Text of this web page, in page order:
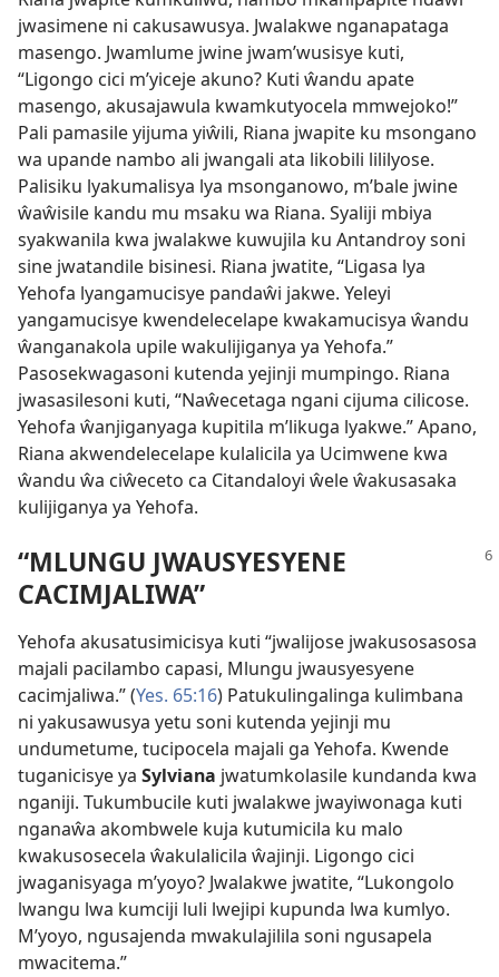
jwasimene ni cakusawusya. Jwalakwe nganapataga
masengo. Jwamlume jwine jwam’wusisye kuti,
“Ligongo cici m’yiceje akuno? Kuti ŵandu apate
masengo, akusajawula kwamkutyocela mmwejoko!”
Pali pamasile yijuma yiŵili, Riana jwapite ku msongano
wa upande nambo ali jwangali ata likobili lililyose.
Palisiku lyakumalisya lya msonganowo, m’bale jwine
ŵaŵisile kandu mu msaku wa Riana. Syaliji mbiya
syakwanila kwa jwalakwe kuwujila ku Antandroy soni
sine jwatandile bisinesi. Riana jwatite, “Ligasa lya
Yehofa lyangamucisye pandaŵi jakwe. Yeleyi
yangamucisye kwendelecelape kwakamucisya ŵandu
ŵanganakola upile wakulijiganya ya Yehofa.”
Pasosekwagasoni kutenda yejinji mumpingo. Riana
jwasasilesoni kuti, “Naŵecetaga ngani cijuma cilicose.
Yehofa ŵanjiganyaga kupitila m’likuga lyakwe.” Apano,
Riana akwendelecelape kulalicila ya Ucimwene kwa
ŵandu ŵa ciŵeceto ca Citandaloyi ŵele ŵakusasaka
kulijiganya ya Yehofa.
“MLUNGU JWAUSYESYENE
CACIMJALIWA”
Yehofa akusatusimicisya kuti “jwalijose jwakusosasosa
majali pacilambo capasi, Mlungu jwausyesyene
cacimjaliwa.” (Yes. 65:16) Patukulingalinga kulimbana
ni yakusawusya yetu soni kutenda yejinji mu
undumetume, tucipocela majali ga Yehofa. Kwende
tuganicisye ya Sylviana jwatumkolasile kundanda kwa
nganiji. Tukumbucile kuti jwalakwe jwayiwonaga kuti
nganaŵa akombwele kuja kutumicila ku malo
kwakusosecela ŵakulalicila ŵajinji. Ligongo cici
jwaganisyaga m’yoyo? Jwalakwe jwatite, “Lukongolo
lwangu lwa kumciji luli lwejipi kupunda lwa kumlyo.
M’yoyo, ngusajenda mwakulajilila soni ngusapela
mwacitema.”